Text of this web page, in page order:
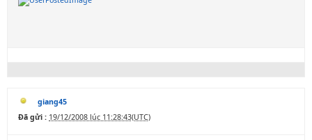
giang45
Đã gửi : 19/12/2008 lúc 11:28:43(UTC)